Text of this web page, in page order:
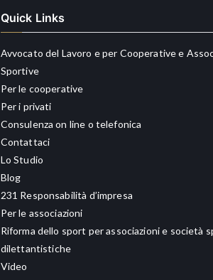
Quick Links
Avvocato del Lavoro e per Cooperative e
Sportive
Per le cooperative
Per i privati
Consulenza on line o telefonica
Contattaci
Lo Studio
Blog
231 Responsabilità d’impresa
Per le associazioni
Riforma dello sport per associazioni e società
dilettantistiche
Video